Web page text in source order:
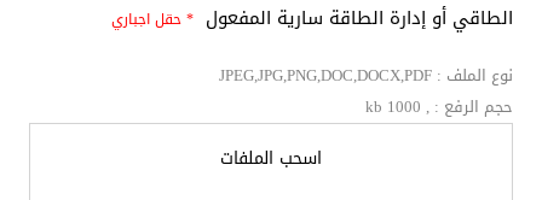
الطاقي أو إدارة الطاقة سارية المفعول * حقل اجباري
حجم الرفع : , kb 1000
نوع الملف : JPEG,JPG,PNG,DOC,DOCX,PDF
اسحب الملفات